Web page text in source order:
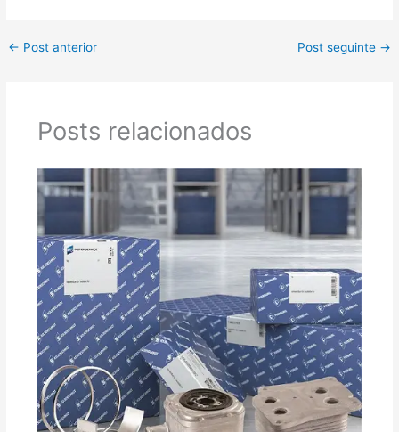
← Post anterior Post seguinte →
Posts relacionados